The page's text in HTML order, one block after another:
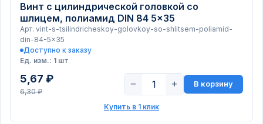
Винт с цилиндрической головкой со
шлицем, полиамид DIN 84 5x35
Арт. vint-s-tsilindricheskoy-golovkoy-so-shlitsem-poliamid-
din-84-5x35
Доступно к заказу
Ед. изм.: 1 шт
5,67 ₽
6,30 ₽
− + В корзину
Купить в 1 клик